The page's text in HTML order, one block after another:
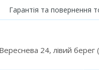
Гарантія та повернення
24, лівий берег